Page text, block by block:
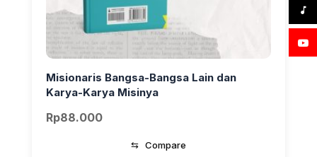
Misionaris Bangsa-Bangsa Lain dan
Karya-Karya Misinya
Rp88.000
⇆ Compare